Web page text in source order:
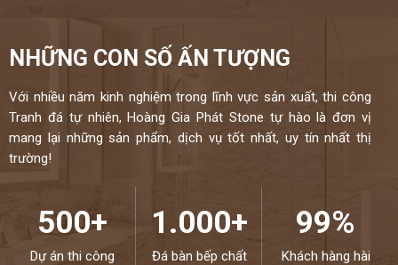
NHỮNG CON SỐ ẤN TƯỢNG
Với nhiều năm kinh nghiệm trong lĩnh vực sản xuất, thi công
Tranh đá tự nhiên, Hoàng Gia Phát Stone tự hào là đơn vị
mang lại những sản phẩm, dịch vụ tốt nhất, uy tín nhất thị
trường!
500+
Dự án thi công
1.000+
Đá bàn bếp chất
99%
Khách hàng hài